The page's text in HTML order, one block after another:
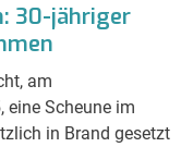
30-jähriger
am
eine Scheune im
in Brand gesetzt